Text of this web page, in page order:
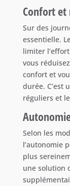
Confort
Sur des
essentielle.
limiter
vous
confort et
durée. C’est
réguliers et
Selon les
l’autonomie
plus
une solution